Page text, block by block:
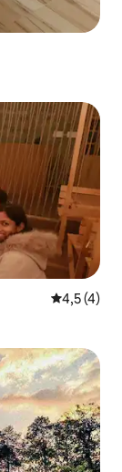
4,5 de
4,5 (4)